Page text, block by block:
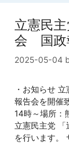
立憲民
会 国政
2025-05-04
・お知らせ
報告会を開催
14時～場所：
立憲民主党 「
を行います。